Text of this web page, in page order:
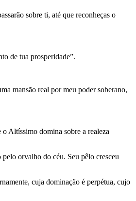
sobre ti, até que reconheças o
de tua prosperidade”.
mansão real por meu poder soberano,
o Altíssimo domina sobre a realeza
orvalho do céu. Seu pêlo cresceu
cuja dominação é perpétua, cujo